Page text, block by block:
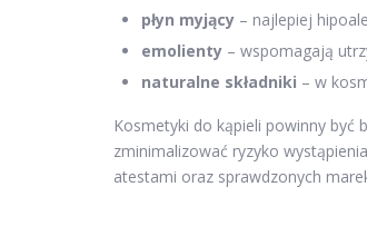
płyn myjący – najlepiej
emolienty – wspomagają
naturalne składniki – w
Kosmetyki do kąpieli powinny być
zminimalizować ryzyko
atestami oraz sprawdzonych